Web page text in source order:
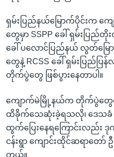
ရှမ်းပြည်နယ်မြောက်ပိုင်းက က
တွေမှာ SSPP ခေါ် ရှမ်းပြည်တို
ခေါ် ပလောင်ပြည်နယ် လွတ်မြေ
တွေနဲ့ RCSS ခေါ် ရှမ်းပြည်
တိုက်ပွဲတွေ ဖြစ်ပွားနေတာပါ။
ကျောက်မဲမြို့နယ်က တိုက်ပွဲတွေ
ထိခိုက်သေဆုံးခဲ့ရသလို၊ ဒေသခံ
ထွက်ပြေးနေရကြောင်းလည်
ငန်းရွာ ကျောင်းထိုင်ဆရာတော် ဦ
တယ်။